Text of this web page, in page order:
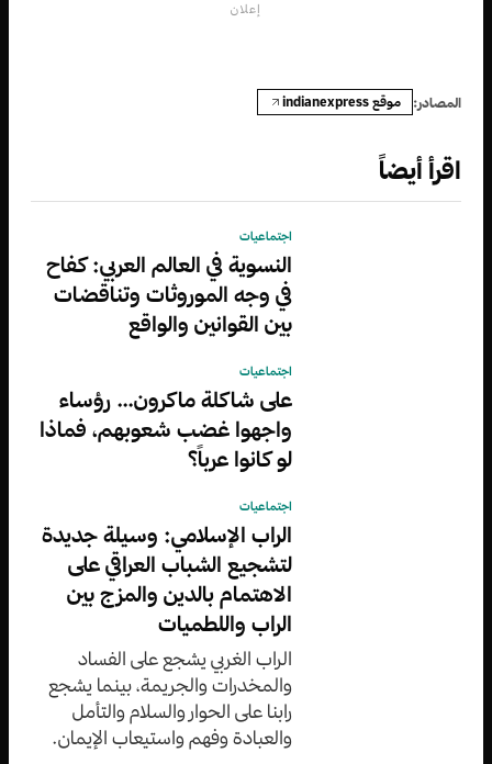
إعلان
المصادر: موقع indianexpress
اقرأ أيضاً
اجتماعيات
النسوية في العالم العربي: كفاح
في وجه الموروثات وتناقضات
بين القوانين والواقع
اجتماعيات
على شاكلة ماكرون… رؤساء
واجهوا غضب شعوبهم، فماذا
لو كانوا عرباً؟
اجتماعيات
الراب الإسلامي: وسيلة جديدة
لتشجيع الشباب العراقي على
الاهتمام بالدين والمزج بين
الراب واللطميات
الراب الغربي يشجع على الفساد
والمخدرات والجريمة، بينما يشجع
رابنا على الحوار والسلام والتأمل
والعبادة وفهم واستيعاب الإيمان.